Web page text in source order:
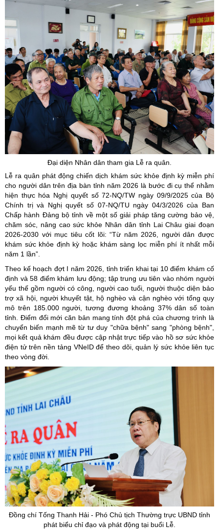
Đại diện Nhân dân tham gia Lễ ra quân.
Lễ ra quân phát động chiến dịch khám sức khỏe định kỳ miễn phí
cho người dân trên địa bàn tỉnh năm 2026 là bước đi cụ thể nhằm
hiện thực hóa Nghị quyết số 72-NQ/TW ngày 09/9/2025 của Bộ
Chính trị và Nghị quyết số 07-NQ/TU ngày 04/3/2026 của Ban
Chấp hành Đảng bộ tỉnh về một số giải pháp tăng cường bảo vệ,
chăm sóc, nâng cao sức khỏe Nhân dân tỉnh Lai Châu giai đoạn
2026-2030 với mục tiêu cốt lõi: “Từ năm 2026, người dân được
khám sức khỏe định kỳ hoặc khám sàng lọc miễn phí ít nhất mỗi
năm 1 lần”.
Theo kế hoạch đợt I năm 2026, tỉnh triển khai tại 10 điểm khám cố
định và 58 điểm khám lưu động; tập trung ưu tiên vào nhóm người
yếu thế gồm người có công, người cao tuổi, người thuộc diện bảo
trợ xã hội, người khuyết tật, hộ nghèo và cận nghèo với tổng quy
mô trên 185.000 người, tương đương khoảng 37% dân số toàn
tỉnh. Điểm đổi mới căn bản mang tính đột phá của chương trình là
chuyển biến mạnh mẽ từ tư duy "chữa bệnh" sang "phòng bệnh",
mọi kết quả khám đều được cập nhật trực tiếp vào hồ sơ sức khỏe
điện tử trên nền tảng VNeID để theo dõi, quản lý sức khỏe liên tục
theo vòng đời.
Đồng chí Tống Thanh Hải - Phó Chủ tịch Thường trực UBND tỉnh
phát biểu chỉ đạo và phát động tại buổi Lễ.